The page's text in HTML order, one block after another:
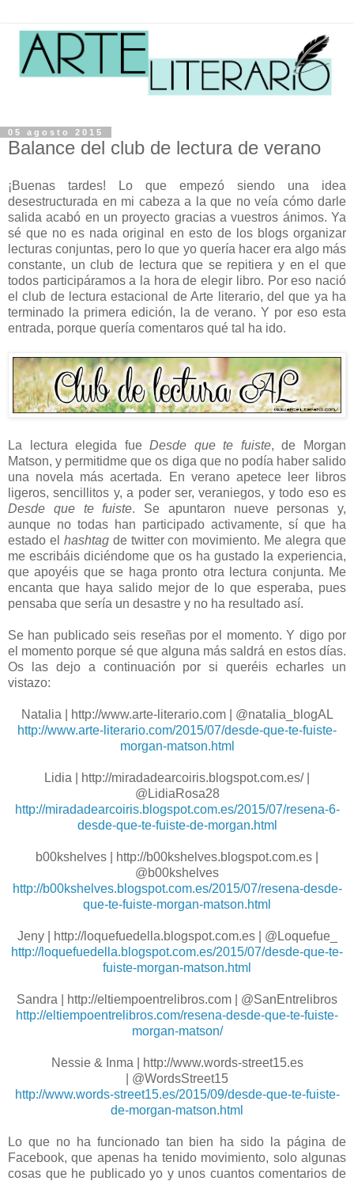
05 agosto 2015
Balance del club de lectura de verano
¡Buenas tardes! Lo que empezó siendo una idea
desestructurada en mi cabeza a la que no veía cómo darle
salida acabó en un proyecto gracias a vuestros ánimos. Ya
sé que no es nada original en esto de los blogs organizar
lecturas conjuntas, pero lo que yo quería hacer era algo más
constante, un club de lectura que se repitiera y en el que
todos participáramos a la hora de elegir libro. Por eso nació
el club de lectura estacional de Arte literario, del que ya ha
terminado la primera edición, la de verano. Y por eso esta
entrada, porque quería comentaros qué tal ha ido.
La lectura elegida fueDesde que te fuiste, de Morgan
Matson, y permitidme que os diga que no podía haber salido
una novela más acertada. En verano apetece leer libros
ligeros, sencillitos y, a poder ser, veraniegos, y todo eso es
Desde que te fuiste. Se apuntaron nueve personas y,
aunque no todas han participado activamente, sí que ha
estado el hashtag de twitter con movimiento. Me alegra que
me escribáis diciéndome que os ha gustado la experiencia,
que apoyéis que se haga pronto otra lectura conjunta. Me
encanta que haya salido mejor de lo que esperaba, pues
pensaba que sería un desastre y no ha resultado así.
Se han publicado seis reseñas por el momento. Y digo por
el momento porque sé que alguna más saldrá en estos días.
Os las dejo a continuación por si queréis echarles un
vistazo:
Natalia | http://www.arte-literario.com | @natalia_blogAL
http://www.arte-literario.com/2015/07/desde-que-te-fuiste-
morgan-matson.html
Lidia | http://miradadearcoiris.blogspot.com.es/ |
@LidiaRosa28
http://miradadearcoiris.blogspot.com.es/2015/07/resena-6-
desde-que-te-fuiste-de-morgan.html
b00kshelves | http://b00kshelves.blogspot.com.es |
@b00kshelves
http://b00kshelves.blogspot.com.es/2015/07/resena-desde-
que-te-fuiste-morgan-matson.html
Jeny | http://loquefuedella.blogspot.com.es | @Loquefue_
http://loquefuedella.blogspot.com.es/2015/07/desde-que-te-
fuiste-morgan-matson.html
Sandra | http://eltiempoentrelibros.com | @SanEntrelibros
http://eltiempoentrelibros.com/resena-desde-que-te-fuiste-
morgan-matson/
Nessie & Inma | http://www.words-street15.es
| @WordsStreet15
http://www.words-street15.es/2015/09/desde-que-te-fuiste-
de-morgan-matson.html
Lo que no ha funcionado tan bien ha sido la página de
Facebook, que apenas ha tenido movimiento, solo algunas
cosas que he publicado yo y unos cuantos comentarios de